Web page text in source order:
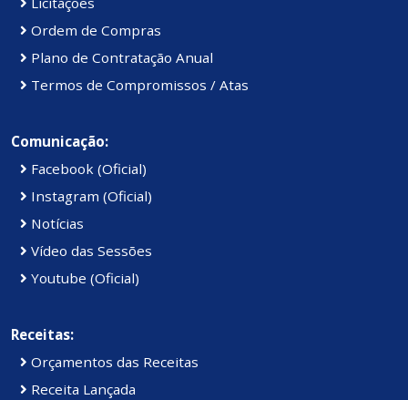
Ordem de Compras
Plano de Contratação Anual
Termos de Compromissos / Atas
Comunicação:
Facebook (Oficial)
Instagram (Oficial)
Notícias
Vídeo das Sessões
Youtube (Oficial)
Receitas:
Orçamentos das Receitas
Receita Lançada